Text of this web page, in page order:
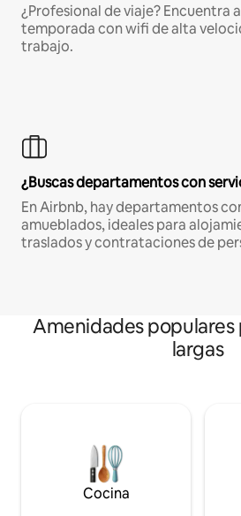
¿Profesional de viaje? Encuentra
temporada con wifi de alta
trabajo.
¿Buscas departamentos con
En Airbnb, hay departamentos
amueblados, ideales para
traslados y contrataciones de
Amenidades populares
largas
Cocina